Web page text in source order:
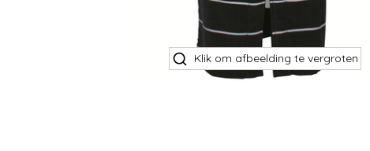
Klik om afbeelding te vergroten